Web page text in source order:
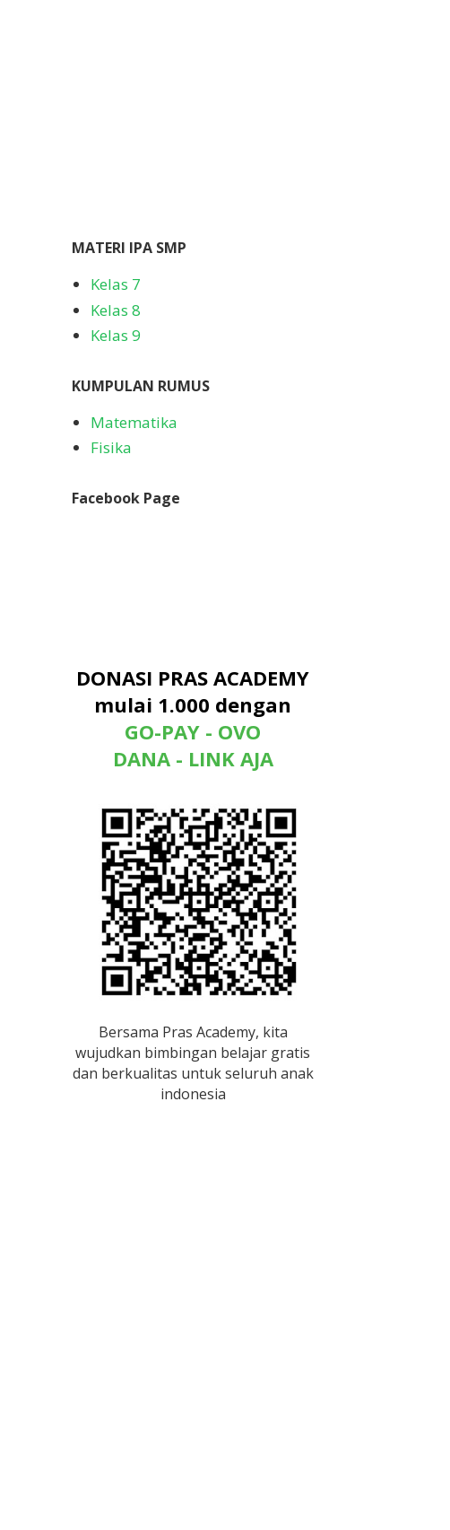
MATERI IPA SMP
Kelas 7
Kelas 8
Kelas 9
KUMPULAN RUMUS
Matematika
Fisika
Facebook Page
DONASI PRAS ACADEMY
mulai 1.000 dengan
GO-PAY - OVO
DANA - LINK AJA
Bersama Pras Academy, kita
wujudkan bimbingan belajar gratis
dan berkualitas untuk seluruh anak
indonesia